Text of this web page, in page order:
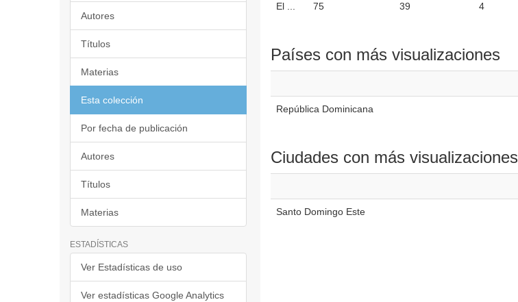
Autores
Títulos
Materias
Esta colección
Por fecha de publicación
Autores
Títulos
Materias
ESTADÍSTICAS
Ver Estadísticas de uso
Ver estadísticas Google Analytics
El ... 75 39 4
Países con más visualizaciones
República Dominicana
Ciudades con más visualizaciones
Santo Domingo Este